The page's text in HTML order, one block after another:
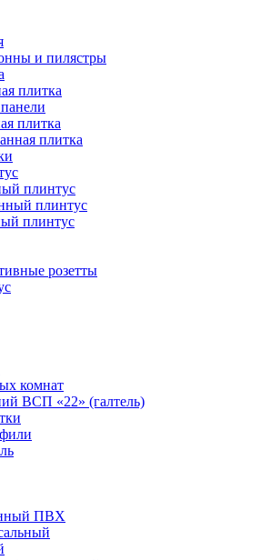
и пилястры
плитка
плитка
плитка
плинтус
плинтус
плинтус
розетты
комнат
ВСП «22» (галтель)
ПВХ